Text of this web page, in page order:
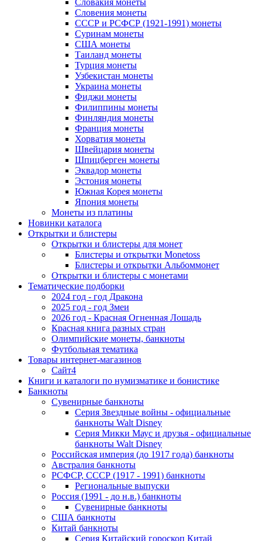
Словакия монеты
Словения монеты
СССР и РСФСР (1921-1991) монеты
Суринам монеты
США монеты
Таиланд монеты
Турция монеты
Узбекистан монеты
Украина монеты
Фиджи монеты
Филиппины монеты
Финляндия монеты
Франция монеты
Хорватия монеты
Швейцария монеты
Шпицберген монеты
Эквадор монеты
Эстония монеты
Южная Корея монеты
Япония монеты
Монеты из платины
Новинки каталога
Открытки и блистеры
Открытки и блистеры для монет
Блистеры и открытки Monetoss
Блистеры и открытки Альбоммонет
Открытки и блистеры с монетами
Тематические подборки
2024 год - год Дракона
2025 год - год Змеи
2026 год - Красная Огненная Лошадь
Красная книга разных стран
Олимпийские монеты, банкноты
Футбольная тематика
Товары интернет-магазинов
Сайт4
Книги и каталоги по нумизматике и бонистике
Банкноты
Сувенирные банкноты
Серия Звездные войны - официальные
банкноты Walt Disney
Серия Микки Маус и друзья - официальные
банкноты Walt Disney
Российская империя (до 1917 года) банкноты
Австралия банкноты
РСФСР, СССР (1917 - 1991) банкноты
Региональные выпуски
Россия (1991 - до н.в.) банкноты
Сувенирные банкноты
США банкноты
Китай банкноты
Серия Китайский гороскоп Китай